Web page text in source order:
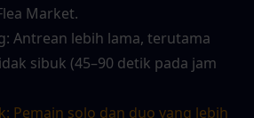
Market.
Antrean lebih lama, terutama
sibuk (45–90 detik pada jam
Pemain solo dan duo yang lebih